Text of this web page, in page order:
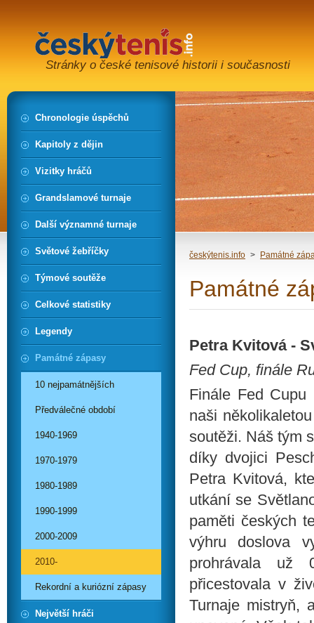
Stránky o české tenisové historii i současnosti
českýtenis.info > Památné
Památné
Petra Kvitová -
Fed Cup, finále
Finále Fed Cupu
naši
soutěži. Náš tým
díky dvojici
Petra Kvitová,
utkání se
paměti českých
výhru doslova
prohrávala už
přicestovala v
Turnaje mistryň,
Chronologie úspěchů
Kapitoly z dějin
Vizitky hráčů
Grandslamové turnaje
Další významné turnaje
Světové žebříčky
Týmové soutěže
Celkové statistiky
Legendy
Památné zápasy
10 nejpamátnějších
Předválečné období
1940-1969
1970-1979
1980-1989
1990-1999
2000-2009
2010-
Rekordní a kuriózní zápasy
Největší hráči